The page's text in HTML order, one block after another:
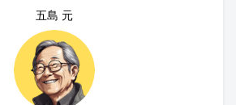
五島 元